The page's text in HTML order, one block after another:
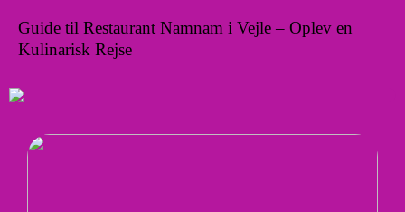
Guide til Restaurant Namnam i Vejle – Oplev en
Kulinarisk Rejse